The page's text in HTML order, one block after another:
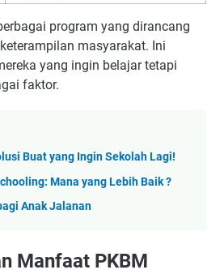
program yang dirancang
masyarakat. Ini
yang ingin belajar tetapi
faktor.
Buat yang Ingin Sekolah Lagi!
Mana yang Lebih Baik ?
Anak Jalanan
Manfaat PKBM